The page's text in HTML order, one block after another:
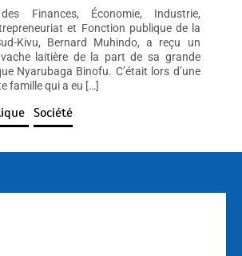
Finances, Économie, Industrie,
et Fonction publique de la
Kivu, Bernard Muhindo, a reçu un
vache laitière de la part de sa grande
Nyarubaga Binofu. C’était lors d’une
famille qui a eu […]
Société